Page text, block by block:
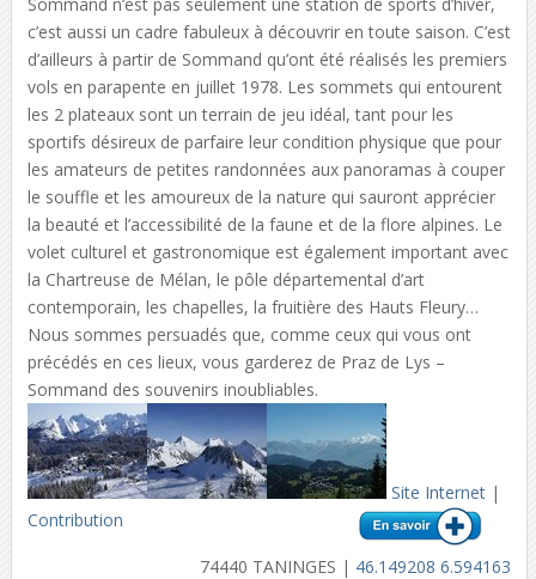
c’est aussi un cadre fabuleux à découvrir en toute saison. C’est
d’ailleurs à partir de Sommand qu’ont été réalisés les premiers
vols en parapente en juillet 1978. Les sommets qui entourent
les 2 plateaux sont un terrain de jeu idéal, tant pour les
sportifs désireux de parfaire leur condition physique que pour
les amateurs de petites randonnées aux panoramas à couper
le souffle et les amoureux de la nature qui sauront apprécier
la beauté et l’accessibilité de la faune et de la flore alpines. Le
volet culturel et gastronomique est également important avec
la Chartreuse de Mélan, le pôle départemental d’art
contemporain, les chapelles, la fruitière des Hauts Fleury…
Nous sommes persuadés que, comme ceux qui vous ont
précédés en ces lieux, vous garderez de Praz de Lys –
Sommand des souvenirs inoubliables.
Site Internet|
Contribution
74440 TANINGES | 46.149208 6.594163